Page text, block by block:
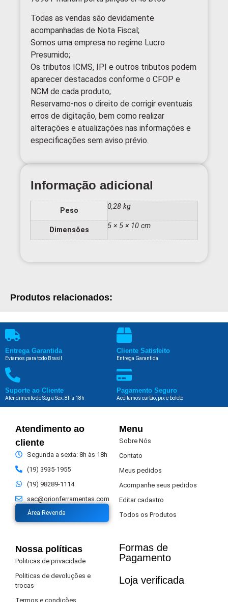
Todas as vendas são devidamente
acompanhadas de Nota Fiscal;
Somos uma empresa no regime Lucro
Presumido;
Os tributos ICMS, IPI e outros tributos podem
aparecer destacados conforme o CFOP e
NCM de cada produto;
Reservamo-nos o direito de corrigir eventuais
erros de digitação, bem como realizar
alterações e atualizações nas informações e
especificações sem aviso prévio.
Informação adicional
Peso 0,28 kg
Dimensões 5 × 5 × 10 cm
Produtos relacionados:
Entrega Garantida
Eviamos para todo Brasil
Cliente Satisfeito
Entrega Garantida
Suporte ao Cliente
Atendimento de Seg a Sex: 8h a 18h
Pagamento Seguro
Aceitamos cartão, pix e boleto
Atendimento ao
cliente
Segunda a sexta: 8h às 18h
(19) 3935-1955
(19) 98289-1114
sac@orionferramentas.com
Área Revenda
Menu
Sobre Nós
Contato
Meus pedidos
Acompanhe seus pedidos
Editar cadastro
Todos os Produtos
Nossa políticas
Politicas de privacidade
Politicas de devoluções e
trocas
Termos e condições
Formas de
Pagamento​
Loja verificada